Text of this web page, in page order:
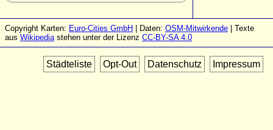
Copyright Karten: Euro-Cities GmbH | Daten: OSM-Mitwirkende | Texte
aus Wikipediastehen unter der Lizenz CC-BY-SA 4.0
Städteliste Opt-Out Datenschutz Impressum